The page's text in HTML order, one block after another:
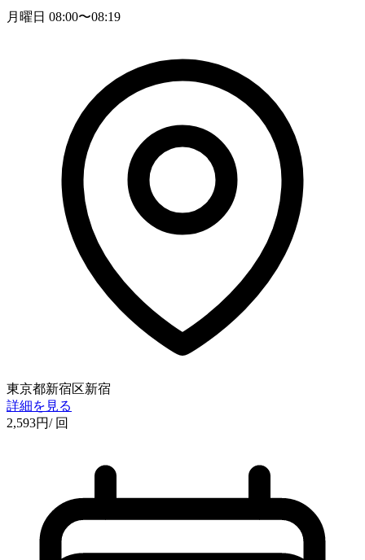
月曜日 08:00〜08:19
東京都新宿区新宿
詳細を見る
2,593円/ 回